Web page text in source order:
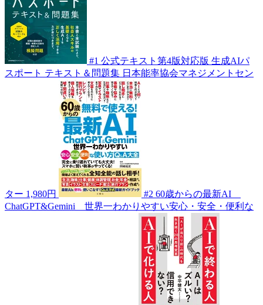
#1 公式テキスト第4版対応版 生成AIパ
スポート テキスト＆問題集 日本能率協会マネジメントセン
ター 1,980円 #2 60歳からの最新AI
ChatGPT&Gemini 世界一わかりやすい安心・安全・便利な